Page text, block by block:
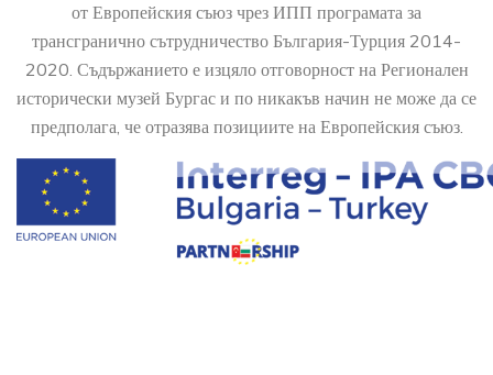
от Европейския съюз чрез ИПП програмата за
трансгранично сътрудничество България-Турция 2014-
2020. Съдържанието е изцяло отговорност на Регионален
исторически музей Бургас и по никакъв начин не може да се
предполага, че отразява позициите на Европейския съюз.